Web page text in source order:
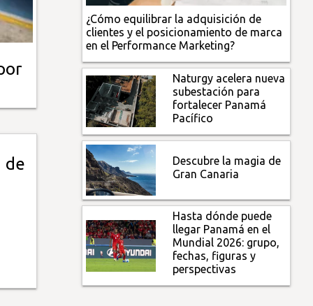
de
¿Cómo equilibrar la adquisición de
clientes y el posicionamiento de marca
en el Performance Marketing?
Naturgy acelera nueva
subestación para
fortalecer Panamá
Pacífico
Descubre la magia de
Gran Canaria
Hasta dónde puede
llegar Panamá en el
Mundial 2026: grupo,
fechas, figuras y
perspectivas